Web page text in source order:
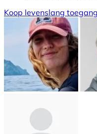
Koop levenslang toegang